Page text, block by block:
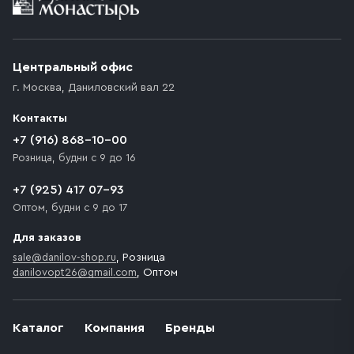
возникают препятствия для подъезда автомобиля,
которое максимально близко к месту запланированной
движения. Если на территории места назначения
доставки предусмотрен платный въезд, то Покупателю
необходимо компенсировать стоимость въезда
Каталог Компания Бренды
Центральный офис
г. Москва, Даниловский вал 22
Контакты
+7 (916) 868-10-00
Розница, будни с 9 до 16
+7 (925) 417 07-93
Оптом, будни с 9 до 17
Для заказов
sale@danilov-shop.ru, Розница
danilovopt26@gmail.com, Оптом